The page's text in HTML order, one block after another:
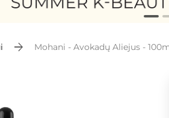
Mohani - Avokadų Aliejus -